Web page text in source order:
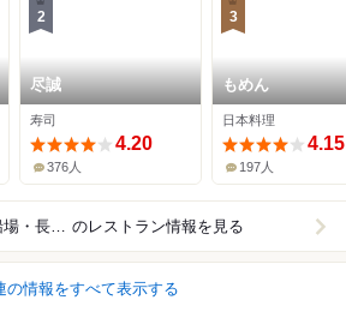
2
尽誠
寿司
4.20
376人
3
もめん
日本料理
4.15
197人
心斎橋・南船場・長堀橋 のレストラン情報を見る
の情報をすべて表示する